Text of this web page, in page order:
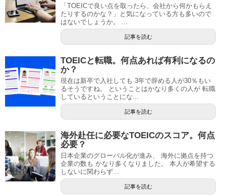
「TOEICで良い点を取ったら、会社から何かもらえ
たりするのかな？」と気になっている方も多いので
はないでしょうか。 ...
記事を読む
TOEICと転職。何点あれば有利になるの
か？
現在は新卒で入社しても 3年で辞める人が30％もい
るそうですね。 ということはかなり多くの人が 転職
しているということにな...
記事を読む
海外赴任に必要なTOEICのスコア。何点
必要？
日本企業のグローバル化が進み、 海外に拠点を持つ
企業の数も かなり多くなりました。 本人が希望する
しないに関わらず...
記事を読む